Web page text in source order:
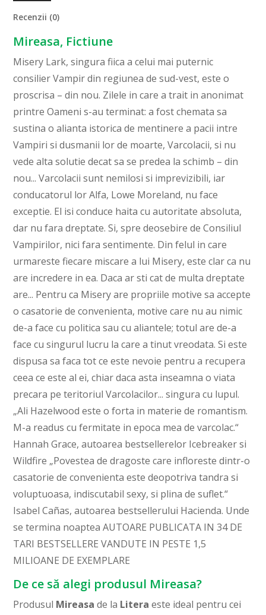
Recenzii (0)
Mireasa, Fictiune
Misery Lark, singura fiica a celui mai puternic
consilier Vampir din regiunea de sud-vest, este o
proscrisa – din nou. Zilele in care a trait in anonimat
printre Oameni s-au terminat: a fost chemata sa
sustina o alianta istorica de mentinere a pacii intre
Vampiri si dusmanii lor de moarte, Varcolacii, si nu
vede alta solutie decat sa se predea la schimb – din
nou... Varcolacii sunt nemilosi si imprevizibili, iar
conducatorul lor Alfa, Lowe Moreland, nu face
exceptie. El isi conduce haita cu autoritate absoluta,
dar nu fara dreptate. Si, spre deosebire de Consiliul
Vampirilor, nici fara sentimente. Din felul in care
urmareste fiecare miscare a lui Misery, este clar ca nu
are incredere in ea. Daca ar sti cat de multa dreptate
are... Pentru ca Misery are propriile motive sa accepte
o casatorie de convenienta, motive care nu au nimic
de-a face cu politica sau cu aliantele; totul are de-a
face cu singurul lucru la care a tinut vreodata. Si este
dispusa sa faca tot ce este nevoie pentru a recupera
ceea ce este al ei, chiar daca asta inseamna o viata
precara pe teritoriul Varcolacilor... singura cu lupul.
„Ali Hazelwood este o forta in materie de romantism.
M-a readus cu fermitate in epoca mea de varcolac.“
Hannah Grace, autoarea bestsellerelor Icebreaker si
Wildfire „Povestea de dragoste care infloreste dintr-o
casatorie de convenienta este deopotriva tandra si
voluptuoasa, indiscutabil sexy, si plina de suflet.“
Isabel Cañas, autoarea bestsellerului Hacienda. Unde
se termina noaptea AUTOARE PUBLICATA IN 34 DE
TARI BESTSELLERE VANDUTE IN PESTE 1,5
MILIOANE DE EXEMPLARE
De ce să alegi produsul Mireasa?
Produsul Mireasa de la Litera este ideal pentru cei